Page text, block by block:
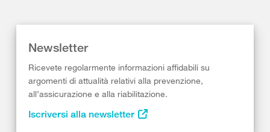
Newsletter
Ricevete regolarmente informazioni affidabili su
argomenti di attualità relativi alla prevenzione,
all’assicurazione e alla riabilitazione.
Iscriversi alla newsletter